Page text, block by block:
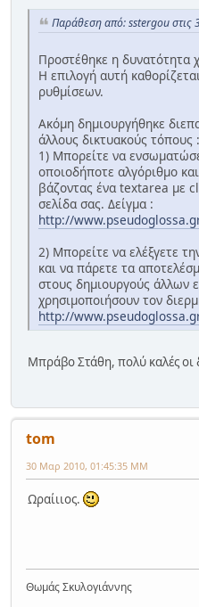
Παράθεση από: sstergou
Προστέθηκε η δυνατότητα
Η επιλογή αυτή
ρυθμίσεων.
Ακόμη δημιουργήθηκε
άλλους δικτυακούς τόπους :
1) Μπορείτε να
οποιοδήποτε αλγόριθμο
βάζοντας ένα textarea με
σελίδα σας. Δείγμα :
http://
2) Μπορείτε να ελέξγετε
και να πάρετε τα
στους δημιουργούς άλλων
χρησιμοποιήσουν τον
http://
Μπράβο Στάθη, πολύ καλές οι
tom
30 Μαρ 2010, 01:45:35 ΜΜ
Ωραίιιος.
Θωμάς Σκυλογιάννης